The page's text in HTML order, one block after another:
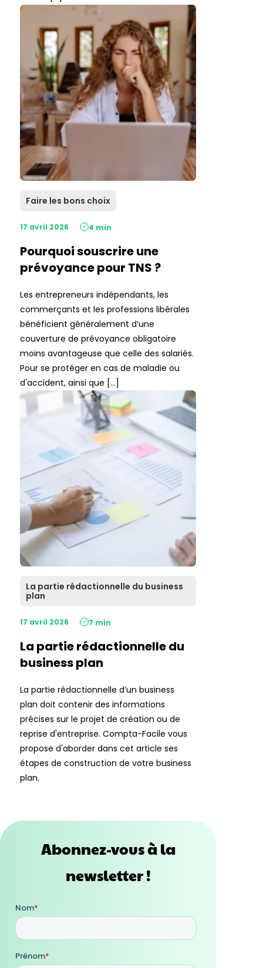
Faire les bons choix
17 avril 2026 4 min
Pourquoi souscrire une
prévoyance pour TNS ?
Les entrepreneurs indépendants, les
commerçants et les professions libérales
bénéficient généralement d’une
couverture de prévoyance obligatoire
moins avantageuse que celle des salariés.
Pour se protéger en cas de maladie ou
d'accident, ainsi que […]
La partie rédactionnelle du business
plan
17 avril 2026 7 min
La partie rédactionnelle du
business plan
La partie rédactionnelle d’un business
plan doit contenir des informations
précises sur le projet de création ou de
reprise d'entreprise. Compta-Facile vous
propose d'aborder dans cet article ses
étapes de construction de votre business
plan.
Abonnez-vous à la
newsletter !